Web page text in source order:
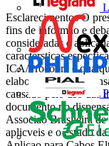
Esclarecimentos O
fins de informao e
consideradas e
caractersticas
ICA/Procobre e
elaborao no se
causado pelo uso das
documento no
Associao Brasileira
aplicveis e o estudo